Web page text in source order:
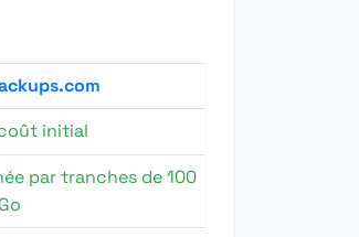
initial
par tranches de 100
Go